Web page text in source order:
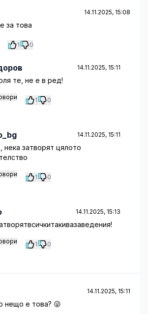
14.11.2025, 15:08
за това
1 0
14.11.2025, 15:11
те, не е в ред!
1 0
14.11.2025, 15:11
нека затворят цялото
1 0
14.11.2025, 15:13
1 0
14.11.2025, 15:11
нещо е това? 😜